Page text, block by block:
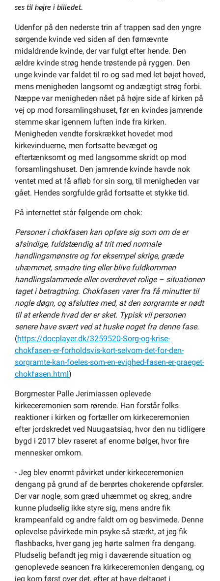
ses til højre i billedet.
Udenfor på den nederste trin af trappen sad den yngre
sørgende kvinde ved siden af den førnævnte
midaldrende kvinde, der var fulgt efter hende. Den
ældre kvinde strøg hende trøstende på ryggen. Den
unge kvinde var faldet til ro og sad med let bøjet hoved,
mens menigheden langsomt og andægtigt strøg forbi.
Næppe var menigheden nået på højre side af kirken på
vej op mod forsamlingshuset, før en kvindes jamrende
stemme skar igennem luften inde fra kirken.
Menigheden vendte forskrækket hovedet mod
kirkevinduerne, men fortsatte bevæget og
eftertænksomt og med langsomme skridt op mod
forsamlingshuset. Den jamrende kvinde havde nok
ventet med at få afløb for sin sorg, til menigheden var
gået. Hendes sorgfulde gråd fortsatte et stykke tid.
På internettet står følgende om chok:
Personer i chokfasen kan opføre sig som om de er
afsindige, fuldstændig af trit med normale
handlingsmønstre og for eksempel skrige, græde
uhæmmet, smadre ting eller blive fuldkommen
handlingslammede eller overdrevet rolige – situationen
taget i betragtning. Chokfasen varer fra få minutter til
nogle døgn, og afsluttes med, at den sorgramte er nødt
til at erkende hvad der er sket. Typisk vil personen
senere have svært ved at huske noget fra denne fase.
(https://docplayer.dk/3259520-Sorg-og-krise-
chokfasen-er-forholdsvis-kort-selvom-det-for-den-
sorgramte-kan-foeles-som-en-evighed-fasen-er-praeget-
chokfasen.html)
Borgmester Palle Jerimiassen oplevede
kirkeceremonien som rørende. Han forstår folks
reaktioner i kirken og fortæller om kirkeceremonien
efter jordskredet ved Nuugaatsiaq, hvor den nu tidligere
bygd i 2017 blev raseret af enorme bølger, hvor fire
mennesker omkom.
- Jeg blev enormt påvirket under kirkeceremonien
dengang på grund af de berørtes chokerende opførsler.
Der var nogle, som græd uhæmmet og skreg, andre
kunne pludselig ikke styre sig, mens andre fik
krampeanfald og andre faldt om og besvimede. Denne
oplevelse påvirkede min psyke så stærkt, at jeg fik
flashbacks, hver gang jeg hørte salmen fra dengang.
Pludselig befandt jeg mig i daværende situation og
genoplevede seancen fra kirkeceremonien dengang, og
jeg kom først over det, efter at have deltaget i